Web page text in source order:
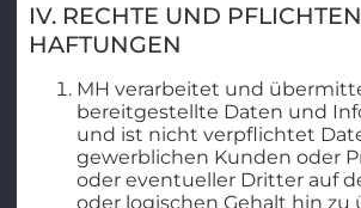
IV. RECHTE UND
HAFTUNGEN
MH verarbeitet und
bereitgestellte Daten und
und ist nicht verpflichtet
gewerblichen Kunden oder
oder eventueller Dritter auf
oder logischen Gehalt hin zu